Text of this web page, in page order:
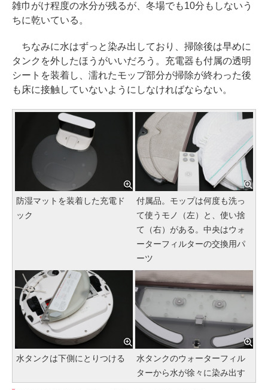
雑巾がけ程度の水分が残るが、冬場でも10分もしないう
ちに乾いている。
ちなみに水はずっと染み出しており、掃除後は早めに
タンクを外したほうがいいだろう。充電器も付属の透明
シートを装着し、濡れたモップ部分が掃除が終わった後
も床に接触していないようにしなければならない。
防湿マットを装着した充電ド
ック
付属品。モップは何度も洗っ
て使うモノ（左）と、使い捨
て（右）がある。中央はウォ
ーターフィルターの交換用パ
ーツ
水タンクは下側にとりつける
水タンクのウォーターフィル
ターから水が徐々に染み出す